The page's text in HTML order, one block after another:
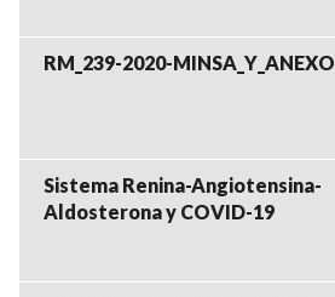
RM_239-2020-MINSA_Y_ANEXO
Sistema Renina-Angiotensina-
Aldosterona y COVID-19